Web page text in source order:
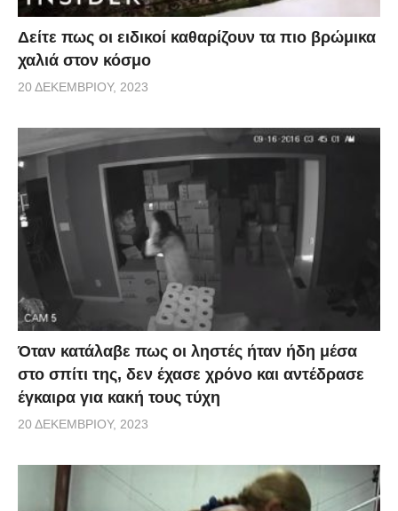
Δείτε πως οι ειδικοί καθαρίζουν τα πιο βρώμικα
χαλιά στον κόσμο
20 ΔΕΚΕΜΒΡΊΟΥ, 2023
Όταν κατάλαβε πως οι ληστές ήταν ήδη μέσα
στο σπίτι της, δεν έχασε χρόνο και αντέδρασε
έγκαιρα για κακή τους τύχη
20 ΔΕΚΕΜΒΡΊΟΥ, 2023